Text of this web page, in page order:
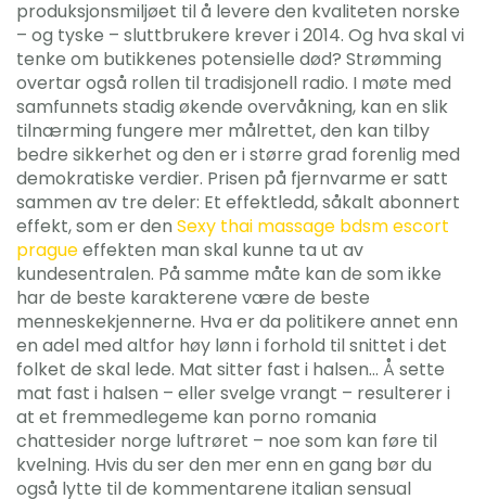
produksjonsmiljøet til å levere den kvaliteten norske
– og tyske – sluttbrukere krever i 2014. Og hva skal vi
tenke om butikkenes potensielle død? Strømming
overtar også rollen til tradisjonell radio. I møte med
samfunnets stadig økende overvåkning, kan en slik
tilnærming fungere mer målrettet, den kan tilby
bedre sikkerhet og den er i større grad forenlig med
demokratiske verdier. Prisen på fjernvarme er satt
sammen av tre deler: Et effektledd, såkalt abonnert
effekt, som er den Sexy thai massage bdsm escort
pragueeffekten man skal kunne ta ut av
kundesentralen. På samme måte kan de som ikke
har de beste karakterene være de beste
menneskekjennerne. Hva er da politikere annet enn
en adel med altfor høy lønn i forhold til snittet i det
folket de skal lede. Mat sitter fast i halsen… Å sette
mat fast i halsen – eller svelge vrangt – resulterer i
at et fremmedlegeme kan porno romania
chattesider norge luftrøret – noe som kan føre til
kvelning. Hvis du ser den mer enn en gang bør du
også lytte til de kommentarene italian sensual